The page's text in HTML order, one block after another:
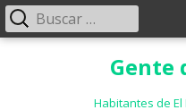
Gente
Habitantes de
Menú
Buscar: